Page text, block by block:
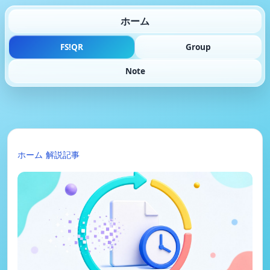
ホーム
FS!QR Group
Note
ホーム 解説記事